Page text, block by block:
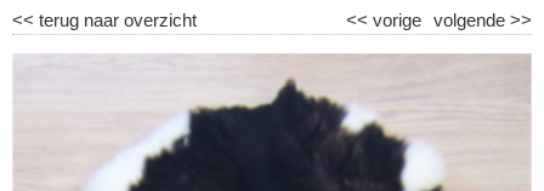
<< terug naar overzicht volgende >>
<< vorige